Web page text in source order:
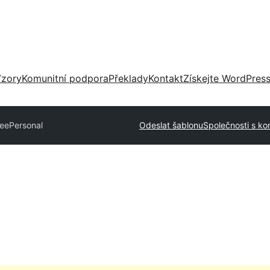
Komunitní podporaPřekladyKontaktZískejte WordPress
Odeslat šablonuSpolečnosti s